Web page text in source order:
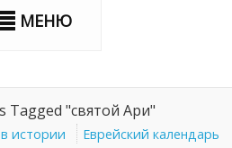
МЕНЮ
Tagged "святой Ари"
истории
Еврейский календарь